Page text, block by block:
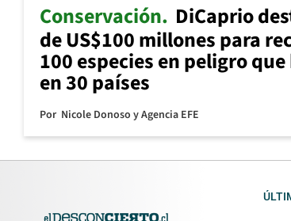
Conservación DiCaprio
de US$100 millones para
100 especies en peligro
en 30 países
Por Nicole Donoso y Agencia EFE